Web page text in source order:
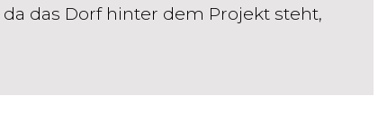
das Dorf hinter dem Projekt steht,